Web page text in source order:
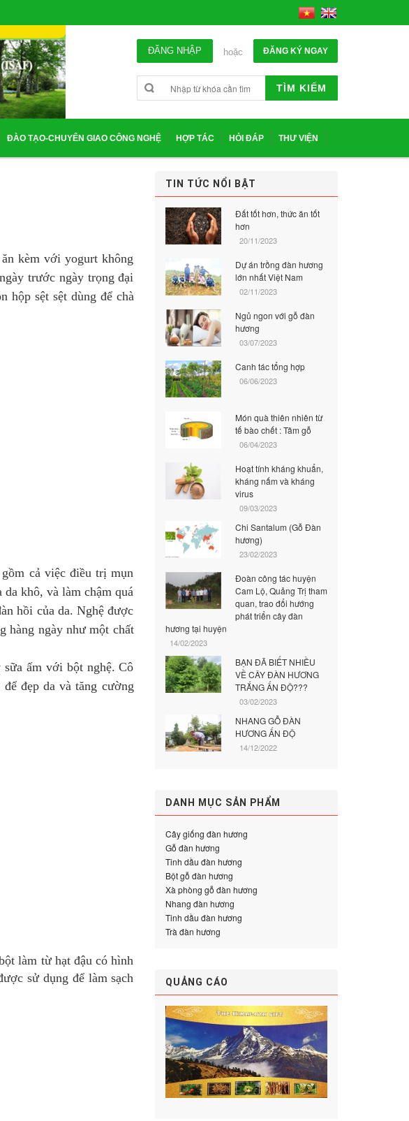
ĐĂNG KÝ NGAY
hoặc
ĐĂNG NHẬP
TÌM KIẾM
ĐÀO TẠO-CHUYỂN GIAO CÔNG NGHỆ HỢP TÁC HỎI ĐÁP THƯ VIỆN
kèm với yogurt không
trước ngày trọng đại
hộp sệt sệt dùng để chà
cả việc điều trị mụn
khô, và làm chậm quá
hồi của da. Nghệ được
hàng ngày như một chất
ấm với bột nghệ. Cô
đẹp da và tăng cường
làm từ hạt đậu có hình
sử dụng để làm sạch
TIN TỨC NỔI BẬT
Đất tốt hơn, thức ăn tốt
hơn
20/11/2023
Dự án trồng đàn hương
lớn nhất Việt Nam
02/11/2023
Ngủ ngon với gỗ đàn
hương
03/07/2023
Canh tác tổng hợp
06/06/2023
Món quà thiên nhiên từ
tế bào chết : Tâm gỗ
06/04/2023
Hoạt tính kháng khuẩn,
kháng nấm và kháng
virus
09/03/2023
Chi Santalum (Gỗ Đàn
hương)
23/02/2023
Đoàn công tác huyện
Cam Lộ, Quảng Trị tham
quan, trao đổi hướng
phát triển cây đàn
hương tại huyện
14/02/2023
BẠN ĐÃ BIẾT NHIỀU
VỀ CÂY ĐÀN HƯƠNG
TRẮNG ẤN ĐỘ???
03/02/2023
NHANG GỖ ĐÀN
HƯƠNG ẤN ĐỘ
14/12/2022
DANH MỤC SẢN PHẨM
Cây giống đàn hương
Gỗ đàn hương
Tinh dầu đàn hương
Bột gỗ đàn hương
Xà phòng gỗ đàn hương
Nhang đàn hương
Tinh dầu đàn hương
Trà đàn hương
QUẢNG CÁO